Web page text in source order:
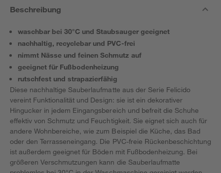
Beschreibung
waschbar bei 30°C und Staubsauger geeignet
nachhaltig, recyclebar und PVC-frei
nimmt Nässe und feinen Schmutz auf
geeignet für Fußbodenheizung
rutschfest und strapazierfähig
Diese nachhaltige Sauberlaufmatte aus der Serie Felicido
vereint Funktionalität und Design: sie ist ein dekorativer
Hingucker in jedem Eingangsbereich und befreit die Schuhe
effektiv von Schmutz und Feuchtigkeit. Sie eignet sich auch für
andere Wohnbereiche, wie zum Beispiel die Küche, das Bad
oder den Terrasseneingang. Die PVC-freie Rückenbeschichtung
ist außerdem geeignet für Böden mit Fußbodenheizung. Bei
größeren Verschmutzungen kann die Sauberlaufmatte